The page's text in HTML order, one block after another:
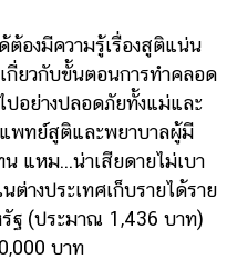
งมีความรู้เรื่องสูติแน่น
กี่ยวกับขั้นตอนการทำคลอด
ปอย่างปลอดภัยทั้งแม่และ
พทย์สูติและพยาบาลผู้มี
แหม...น่าเสียดายไม่เบา
ต่างประเทศเก็บรายได้ราย
ฐ (ประมาณ 1,436 บาท)
บาท